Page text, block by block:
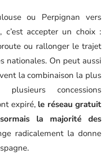
ou Perpignan vers
c’est accepter un choix :
ou rallonger le trajet
nationales. On peut aussi
la combinaison la plus
concessions
expiré, le réseau gratuit
la majorité des
radicalement la donne